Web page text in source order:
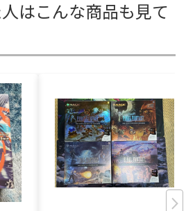
はこんな商品も見て